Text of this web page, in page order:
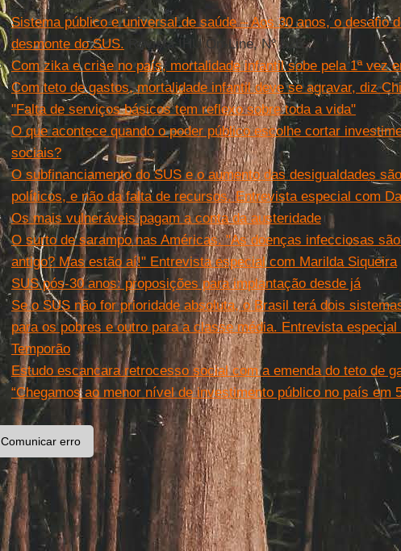
Sistema público e universal de saúde – Aos 30 anos, o desafio
desmonte do SUS. Revista IHU On-Line, N° 526
Com zika e crise no país, mortalidade infantil sobe pela 1ª vez
Com teto de gastos, mortalidade infantil deve se agravar, diz
"Falta de serviços básicos tem reflexo sobre toda a vida"
O que acontece quando o poder público escolhe cortar
sociais?
O subfinanciamento do SUS e o aumento das desigualdades
políticos, e não da falta de recursos. Entrevista especial com
Os mais vulneráveis pagam a conta da austeridade
O surto de sarampo nas Américas. "As doenças infecciosas
antigo? Mas estão aí!" Entrevista especial com Marilda Siqueira
SUS pós-30 anos: proposições para implantação desde já
Se o SUS não for prioridade absoluta, o Brasil terá dois
para os pobres e outro para a classe média. Entrevista
Temporão
Estudo escancara retrocesso social com a emenda do teto de
“Chegamos ao menor nível de investimento público no país em
Comunicar erro